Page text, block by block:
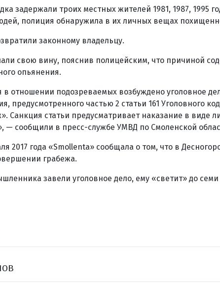
задержали троих местных жителей 1981, 1987, 1995
полиция обнаружила в их личных вещах
законному владельцу.
свою вину, пояснив полицейским, что причиной
опьянения.
отношении подозреваемых возбуждено уголовное
предусмотренного частью 2 статьи 161 Уголовного
Санкция статьи предусматривает наказание в виде
— сообщили в пресс-службе УМВД по Смоленской
2017 года «Smollenta» сообщала о том, что в
грабежа.
завели уголовное дело, ему «светит» до